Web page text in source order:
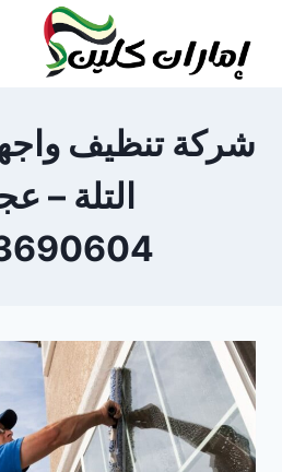
المحتوى
شركة تنظيف
التلة –